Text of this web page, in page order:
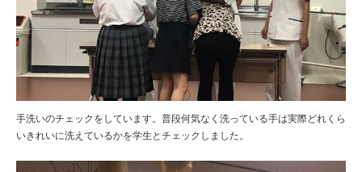
手洗いのチェックをしています。普段何気なく洗っている手は実際どれくら
いきれいに洗えているかを学生とチェックしました。